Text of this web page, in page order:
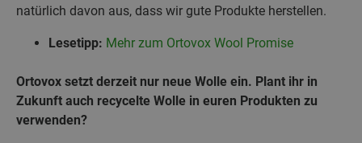
natürlich davon aus, dass wir gute Produkte herstellen.
Lesetipp: Mehr zum Ortovox Wool Promise
Ortovox setzt derzeit nur neue Wolle ein. Plant ihr in
Zukunft auch recycelte Wolle in euren Produkten zu
verwenden?